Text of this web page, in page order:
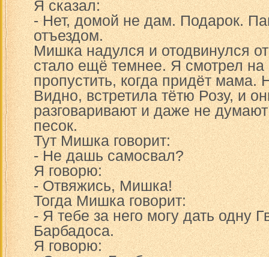
Я сказал:
- Нет, домой не дам. Подарок.
отъездом.
Мишка надулся и отодвинулся
стало ещё темнее. Я смотрел на
пропустить, когда придёт
Видно, встретила тётю Розу, и
разговаривают и даже не
песок.
Тут Мишка говорит:
- Не дашь самосвал?
Я говорю:
- Отвяжись, Мишка!
Тогда Мишка говорит:
- Я тебе за него могу дать одну
Барбадоса.
Я говорю: